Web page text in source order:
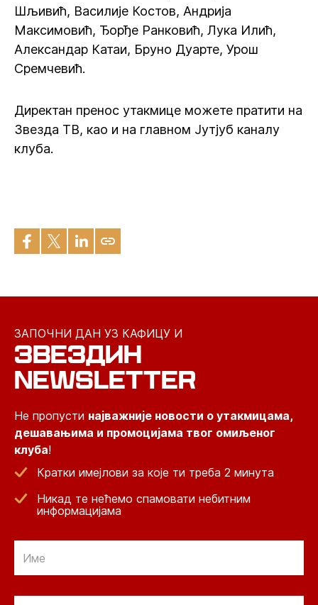
Шљивић, Василије Костов, Андрија
Максимовић, Ђорђе Ранковић, Лука Илић,
Александар Катаи, Бруно Дуарте, Урош
Сремчевић.
Директан пренос утакмице можете пратити на
Звезда ТВ, као и на главном Јутјуб каналу
клуба.
ЗАПОЧНИ ДАН УЗ КАФИЦУ И
ЗВЕЗДИН
NEWSLETTER
Не пропусти најважније новости о утакмицама,
дешавањима и промоцијама твог омиљеног
клуба!
Кратки имејлови за које ти треба 2 минута
Никад те нећемо спамовати небитним
информацијама